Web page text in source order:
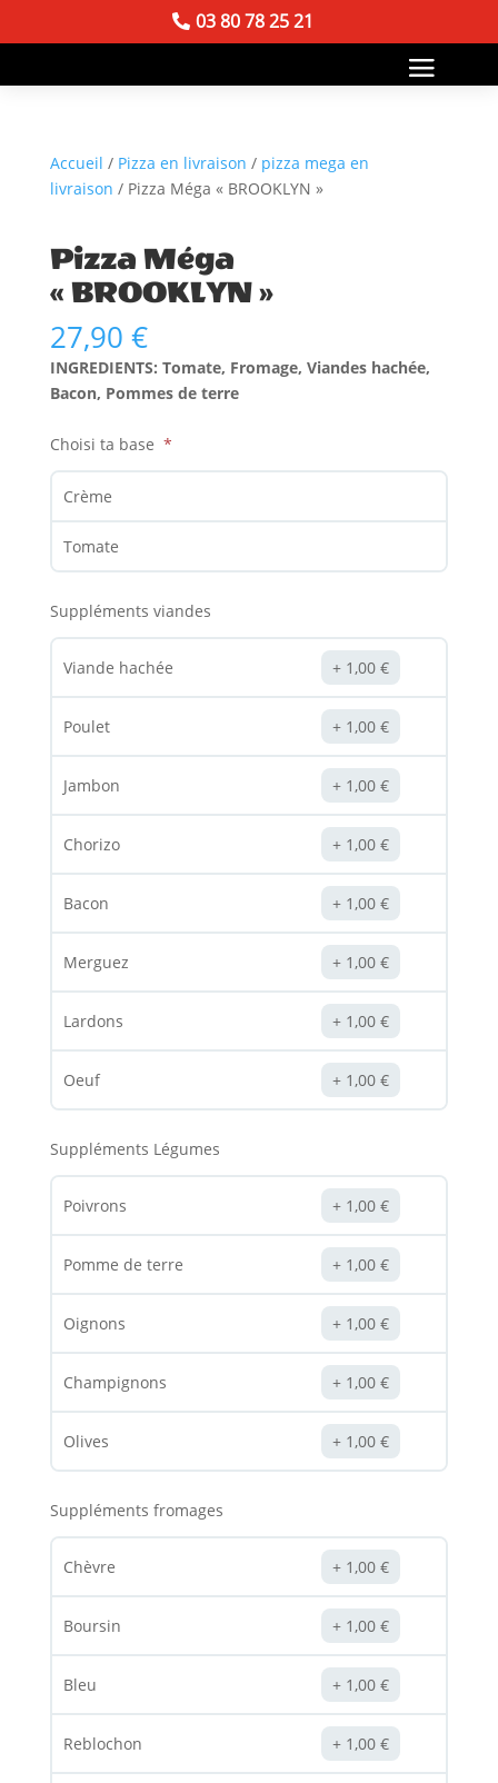
03 80 78 25 21
Accueil / Pizza en livraison / pizza mega en
livraison / Pizza Méga « BROOKLYN »
Pizza Méga
« BROOKLYN »
27,90 €
INGREDIENTS: Tomate, Fromage, Viandes hachée,
Bacon, Pommes de terre
Choisi ta base
Crème
Tomate
Suppléments viandes
Viande hachée 1,00€
Poulet 1,00€
Jambon 1,00€
Chorizo 1,00€
Bacon 1,00€
Merguez 1,00€
Lardons 1,00€
Oeuf 1,00€
Suppléments Légumes
Poivrons 1,00€
Pomme de terre 1,00€
Oignons 1,00€
Champignons 1,00€
Olives 1,00€
Suppléments fromages
Chèvre 1,00€
Boursin 1,00€
Bleu 1,00€
Reblochon 1,00€